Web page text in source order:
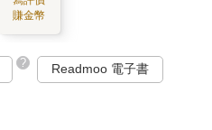
賺金幣
? Readmoo 電子書